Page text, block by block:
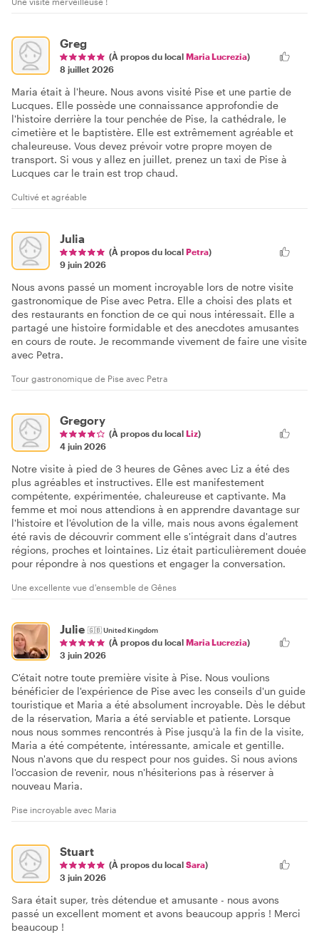
Greg
(À propos du local Maria Lucrezia)
8 juillet 2026
Maria était à l'heure. Nous avons visité Pise et une partie de
Lucques. Elle possède une connaissance approfondie de
l'histoire derrière la tour penchée de Pise, la cathédrale, le
cimetière et le baptistère. Elle est extrêmement agréable et
chaleureuse. Vous devez prévoir votre propre moyen de
transport. Si vous y allez en juillet, prenez un taxi de Pise à
Lucques car le train est trop chaud.
Cultivé et agréable
Julia
(À propos du local Petra)
9 juin 2026
Nous avons passé un moment incroyable lors de notre visite
gastronomique de Pise avec Petra. Elle a choisi des plats et
des restaurants en fonction de ce qui nous intéressait. Elle a
partagé une histoire formidable et des anecdotes amusantes
en cours de route. Je recommande vivement de faire une visite
avec Petra.
Tour gastronomique de Pise avec Petra
Gregory
(À propos du local Liz)
4 juin 2026
Notre visite à pied de 3 heures de Gênes avec Liz a été des
plus agréables et instructives. Elle est manifestement
compétente, expérimentée, chaleureuse et captivante. Ma
femme et moi nous attendions à en apprendre davantage sur
l'histoire et l'évolution de la ville, mais nous avons également
été ravis de découvrir comment elle s'intégrait dans d'autres
régions, proches et lointaines. Liz était particulièrement douée
pour répondre à nos questions et engager la conversation.
Une excellente vue d'ensemble de Gênes
Julie 🇬🇧United Kingdom
(À propos du local Maria Lucrezia)
3 juin 2026
C'était notre toute première visite à Pise. Nous voulions
bénéficier de l'expérience de Pise avec les conseils d'un guide
touristique et Maria a été absolument incroyable. Dès le début
de la réservation, Maria a été serviable et patiente. Lorsque
nous nous sommes rencontrés à Pise jusqu'à la fin de la visite,
Maria a été compétente, intéressante, amicale et gentille.
Nous n'avons que du respect pour nos guides. Si nous avions
l'occasion de revenir, nous n'hésiterions pas à réserver à
nouveau Maria.
Pise incroyable avec Maria
Stuart
(À propos du local Sara)
3 juin 2026
Sara était super, très détendue et amusante - nous avons
passé un excellent moment et avons beaucoup appris ! Merci
beaucoup !